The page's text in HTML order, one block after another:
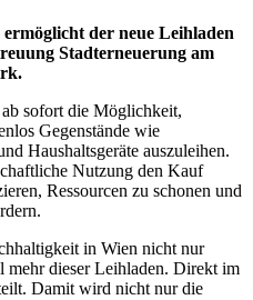
der neue Leihladen
Stadterneuerung am
sofort die Möglichkeit,
Gegenstände wie
Haushaltsgeräte auszuleihen.
Nutzung den Kauf
Ressourcen zu schonen und
in Wien nicht nur
mehr dieser Leihladen. Direkt im
Damit wird nicht nur die